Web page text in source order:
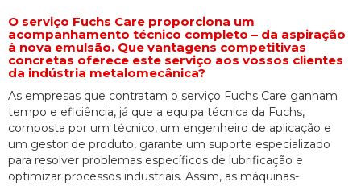
O serviço Fuchs Care proporciona um
acompanhamento técnico completo – da aspiração
à nova emulsão. Que vantagens competitivas
concretas oferece este serviço aos vossos clientes
da indústria metalomecânica?
As empresas que contratam o serviço Fuchs Care ganham
tempo e eficiência, já que a equipa técnica da Fuchs,
composta por um técnico, um engenheiro de aplicação e
um gestor de produto, garante um suporte especializado
para resolver problemas específicos de lubrificação e
optimizar processos industriais. Assim, as máquinas-